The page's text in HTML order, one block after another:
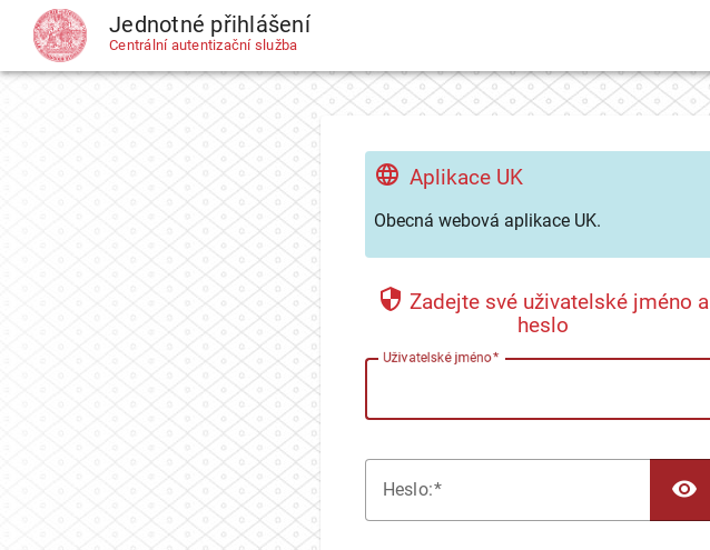
CAS Jednotné přihlášení
Centrální autentizační služba
Aplikace UK
Obecná webová aplikace UK.
Zadejte své uživatelské jméno a
heslo
Uživatelské jméno
Heslo: